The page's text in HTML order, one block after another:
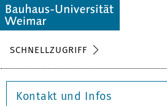
SCHNELLZUGRIFF
Kontakt und Infos